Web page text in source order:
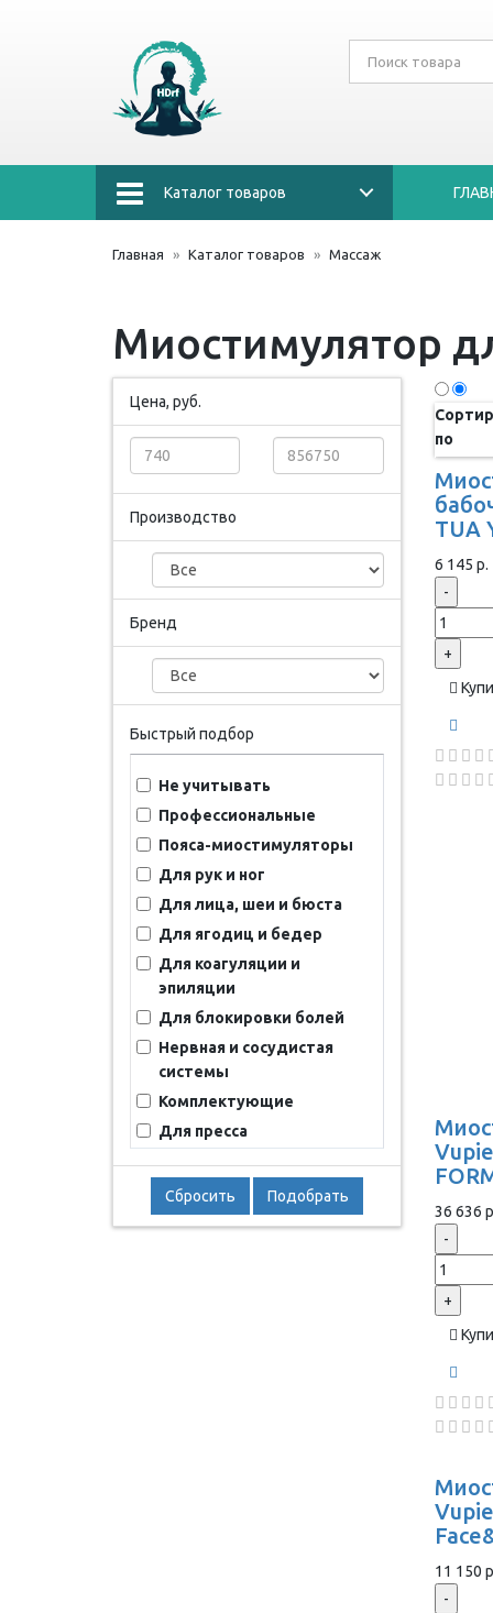
Каталог товаров
Главная Каталог товаров Массаж
Миостимулятор
Цена, руб.
Производство
Бренд
Быстрый подбор
Не учитывать
Профессиональные
Пояса-миостимуляторы
Для рук и ног
Для лица, шеи и бюста
Для ягодиц и бедер
Для коагуляции и
эпиляции
Для блокировки болей
Нервная и сосудистая
системы
Комплектующие
Для пресса
Сбросить Подобрать
по
TUA
6 145 р.
-
+
36 636
-
+
11 150
-